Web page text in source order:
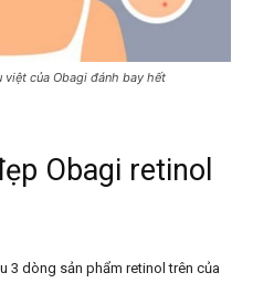
của Obagi đánh bay hết
Obagi retinol
3 dòng sản phẩm retinol trên của